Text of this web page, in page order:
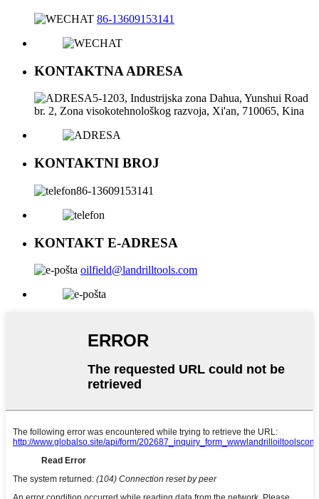
86-13609153141
KONTAKTNA ADRESA
5-1203, Industrijska zona Dahua, Yunshui Road
br. 2, Zona visokotehnološkog razvoja, Xi'an, 710065, Kina
KONTAKTNI BROJ
86-13609153141
KONTAKT E-ADRESA
oilfield@landrilltools.com